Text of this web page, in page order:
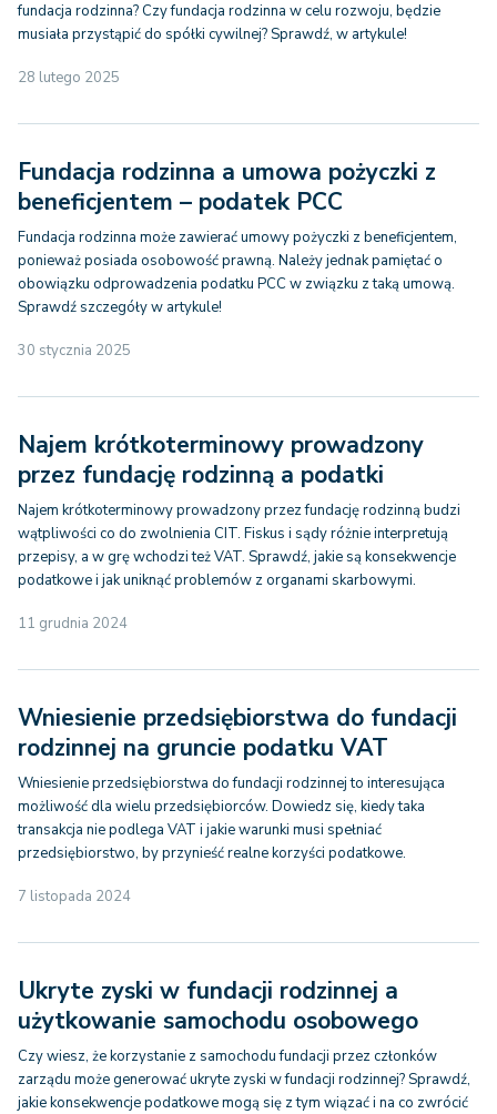
fundacja rodzinna? Czy fundacja rodzinna w celu rozwoju, będzie
musiała przystąpić do spółki cywilnej? Sprawdź, w artykule!
28 lutego 2025
Fundacja rodzinna a umowa pożyczki z
beneficjentem – podatek PCC
Fundacja rodzinna może zawierać umowy pożyczki z beneficjentem,
ponieważ posiada osobowość prawną. Należy jednak pamiętać o
obowiązku odprowadzenia podatku PCC w związku z taką umową.
Sprawdź szczegóły w artykule!
30 stycznia 2025
Najem krótkoterminowy prowadzony
przez fundację rodzinną a podatki
Najem krótkoterminowy prowadzony przez fundację rodzinną budzi
wątpliwości co do zwolnienia CIT. Fiskus i sądy różnie interpretują
przepisy, a w grę wchodzi też VAT. Sprawdź, jakie są konsekwencje
podatkowe i jak uniknąć problemów z organami skarbowymi.
11 grudnia 2024
Wniesienie przedsiębiorstwa do fundacji
rodzinnej na gruncie podatku VAT
Wniesienie przedsiębiorstwa do fundacji rodzinnej to interesująca
możliwość dla wielu przedsiębiorców. Dowiedz się, kiedy taka
transakcja nie podlega VAT i jakie warunki musi spełniać
przedsiębiorstwo, by przynieść realne korzyści podatkowe.
7 listopada 2024
Ukryte zyski w fundacji rodzinnej a
użytkowanie samochodu osobowego
Czy wiesz, że korzystanie z samochodu fundacji przez członków
zarządu może generować ukryte zyski w fundacji rodzinnej? Sprawdź,
jakie konsekwencje podatkowe mogą się z tym wiązać i na co zwrócić